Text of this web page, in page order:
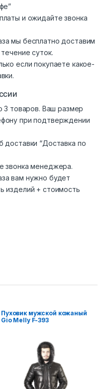
и ожидайте звонка
мы бесплатно доставим
суток.
если покупаете какое-
3 товаров. Ваш размер
при подтверждении
доставки “Доставка по
звонка менеджера.
вам нужно будет
изделий + стоимость
Пуховик мужской кожаный
Gio Melly F-393